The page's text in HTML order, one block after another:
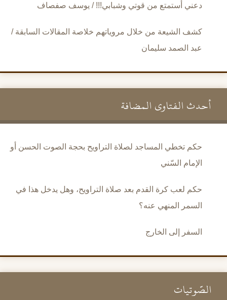
دعني أستمتع من قوتي وشبابي!!! / يوسف صفصاف
كشف الشيعة من خلال مروياتهم خلاصة المقالات السابقة /
عبد الصمد سليمان
أحدث الفتاوى المضافة
حكم تخطي المساجد لصلاة التراويح بحجة الصوت الحسن أو
الإمام السّني
حكم لعب كرة القدم بعد صلاة التراويح، وهل يدخل هذا في
السمر المنهي عنه؟
السفر إلى الخارج
الصَّوتيات